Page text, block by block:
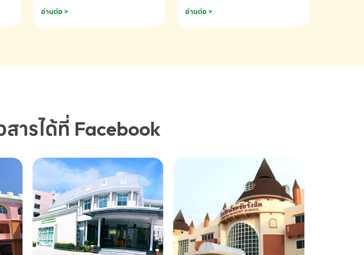
(Soundtrack)เพื่อเสริมทักษะการฟัง
โชคชัยกระบี่-สอบถามข้อมูลเพิ่มเติม
อ่านต่อ > อ่านต่อ >
ารได้ที่ Facebook